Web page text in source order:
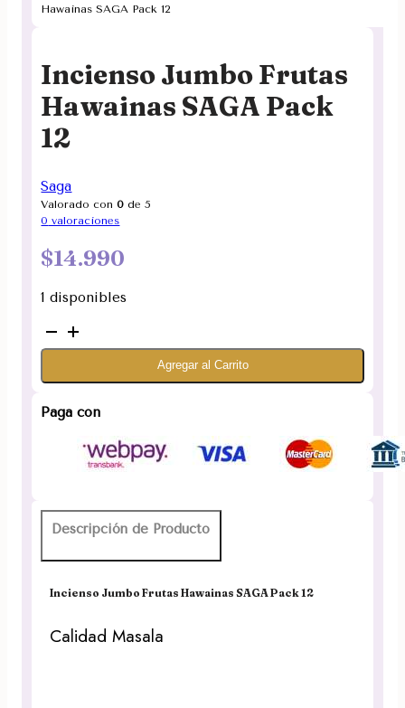
Hawainas SAGA Pack 12
Incienso Jumbo Frutas
Hawainas SAGA Pack
12
Saga
Valorado con0 de 5
0 valoraciones
$14.990
1 disponibles
Incienso
Jumbo
SAGA
cantidad
Agregar al Carrito
Paga con
Descripción de Producto
Incienso Jumbo Frutas Hawainas SAGA Pack 12
Calidad Masala